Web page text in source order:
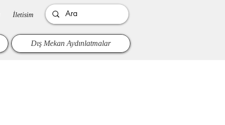
İletisim
Dış Mekan Aydınlatmalar